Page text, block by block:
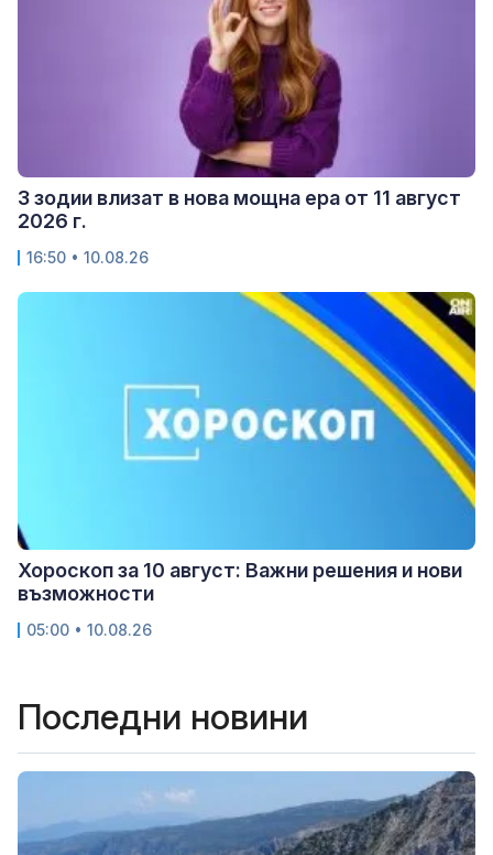
3 зодии влизат в нова мощна ера от 11 август
2026 г.
16:50 • 10.08.26
Хороскоп за 10 август: Важни решения и нови
възможности
05:00 • 10.08.26
Последни новини